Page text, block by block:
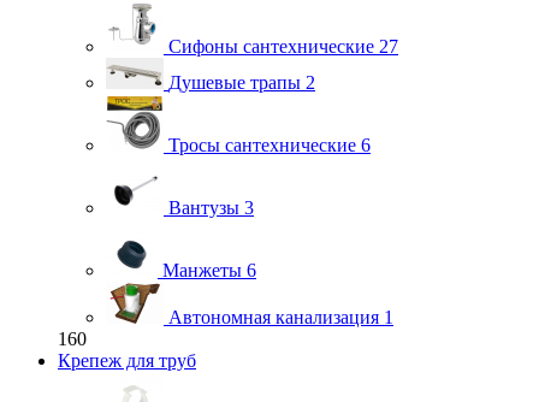
Сифоны сантехнические 27
Душевые трапы 2
Тросы сантехнические 6
Вантузы 3
Манжеты 6
Автономная канализация 1
160
Крепеж для труб